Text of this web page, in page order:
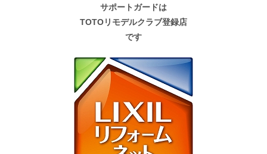
サポートガードは
TOTOリモデルクラブ登録店
です